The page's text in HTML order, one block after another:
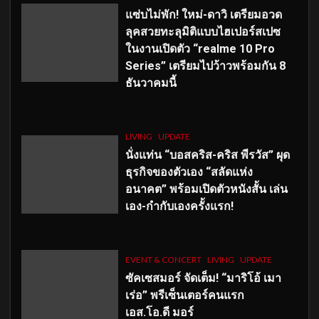
แซ่บไม่พัก! ใหม่-ดาวิ เตรียมอวด
ลุคสวยทะลุมิติแบบไฮเปอร์สเปซ
ในงานเปิดตัว “realme 10 Pro
Series” เตรียมไปว้าวพร้อมกัน 8
ธันวาคมนี้
LIVING UPDATE
นั่งแท่น “บอสคริส-คริส พีรวัส” ผุด
ธุรกิจของตัวเอง “สลัดแห่ง
อนาคต” พร้อมเปิดตัวหนังสั้น เล่น
เอง-กำกับเองครั้งแรก!
EVENT & CONCERT LIVING UPDATE
ซัคเซสมอร์ จัดเต็ม! “มาริโอ้ เมา
เร่อ” พรีเซ็นเตอร์คนแรก
เอส.โอ.ดี มอร์